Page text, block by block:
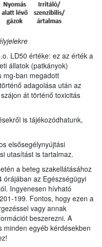
LD50 értéke: ez az érték a
állatok (patkányok)
mg-ban megadott
adagolása után az
át történő toxicitás
is tájékozódhatunk,
elsősegélynyújtási
utasítást is tartalmaz.
a beteg szakellátásához
órájában az Egészségügyi
Ingyenesen hívható
199. Fontos, hogy ezen a
vagy annak
beszerezni. A
minden egyéb kérdésekben